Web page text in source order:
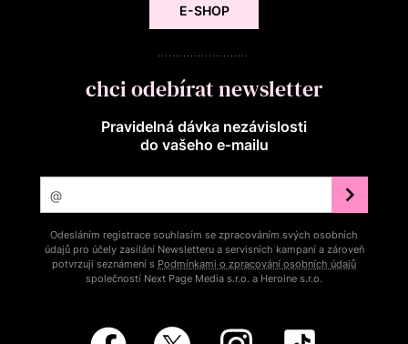
E-SHOP
chci odebírat newsletter
Pravidelná dávka nezávislosti
do vašeho e‑mailu
Odesláním registrace souhlasím se zpracováním svých osobních
údajů pro účely zasílání Newsletteru a servisních kampaní a zároveň
potvrzuji seznámení s Podmínkami o zpracování osobních údajů
společností Next Page Media s.r.o. a Heroine s.r.o.